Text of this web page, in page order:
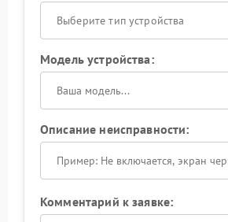
Выберите тип устройства
Модель устройства:
Описание неисправности:
Комментарий к заявке: